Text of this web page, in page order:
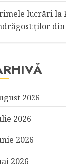
lucrări la
din
2026
2026
2026
2026